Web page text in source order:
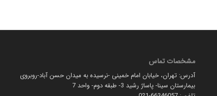
مشخصات تماس
آدرس: تهران، خیابان امام خمینی -نرسیده به میدان حسن آباد-روبروی
بیمارستان سینا- پاساژ رشید 3- طبقه دوم- واحد 7